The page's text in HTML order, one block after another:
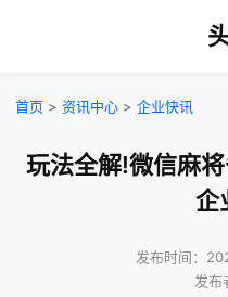
首页 > 资讯中心 > 企业快讯
玩法全解!微信麻
企
发布时间：
发布